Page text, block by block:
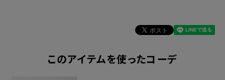
このアイテムを使ったコーデ